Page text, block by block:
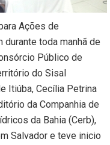
Ações de
durante toda manhã de
Público de
do Sisal
Itiúba, Cecília Petrina
da Companhia de
da Bahia (Cerb),
Salvador e teve inicio